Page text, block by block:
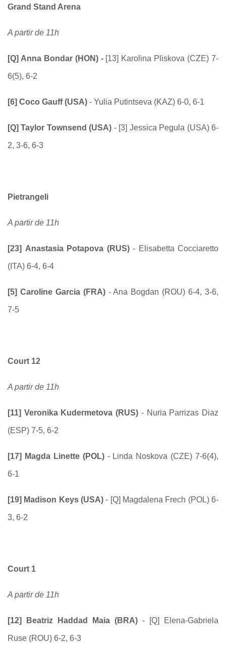
Grand Stand Arena
A partir de 11h
[Q] Anna Bondar (HON) - [13] Karolina Pliskova (CZE) 7-
6(5), 6-2
[6] Coco Gauff (USA) - Yulia Putintseva (KAZ) 6-0, 6-1
[Q] Taylor Townsend (USA) - [3] Jessica Pegula (USA) 6-
2, 3-6, 6-3
Pietrangeli
A partir de 11h
[23] Anastasia Potapova (RUS) - Elisabetta Cocciaretto
(ITA) 6-4, 6-4
[5] Caroline Garcia (FRA)- Ana Bogdan (ROU) 6-4, 3-6,
7-5
Court 12
A partir de 11h
[11] Veronika Kudermetova (RUS) - Nuria Parrizas Diaz
(ESP) 7-5, 6-2
[17] Magda Linette (POL)- Linda Noskova (CZE) 7-6(4),
6-1
[19] Madison Keys (USA) - [Q] Magdalena Frech (POL) 6-
3, 6-2
Court 1
A partir de 11h
[12] Beatriz Haddad Maia (BRA) - [Q] Elena-Gabriela
Ruse (ROU) 6-2, 6-3